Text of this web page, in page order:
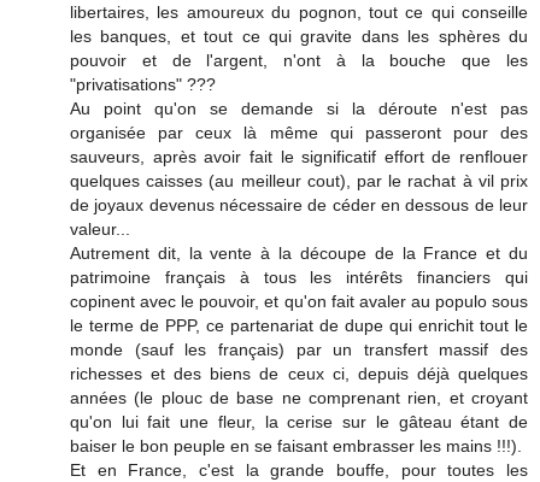
libertaires, les amoureux du pognon, tout ce qui conseille
les banques, et tout ce qui gravite dans les sphères du
pouvoir et de l'argent, n'ont à la bouche que les
"privatisations" ???
Au point qu'on se demande si la déroute n'est pas
organisée par ceux là même qui passeront pour des
sauveurs, après avoir fait le significatif effort de renflouer
quelques caisses (au meilleur cout), par le rachat à vil prix
de joyaux devenus nécessaire de céder en dessous de leur
valeur...
Autrement dit, la vente à la découpe de la France et du
patrimoine français à tous les intérêts financiers qui
copinent avec le pouvoir, et qu'on fait avaler au populo sous
le terme de PPP, ce partenariat de dupe qui enrichit tout le
monde (sauf les français) par un transfert massif des
richesses et des biens de ceux ci, depuis déjà quelques
années (le plouc de base ne comprenant rien, et croyant
qu'on lui fait une fleur, la cerise sur le gâteau étant de
baiser le bon peuple en se faisant embrasser les mains !!!).
Et en France, c'est la grande bouffe, pour toutes les